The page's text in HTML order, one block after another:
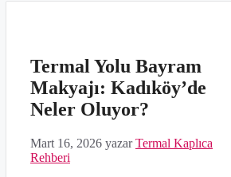
Termal Yolu Bayram
Makyajı: Kadıköy’de
Neler Oluyor?
Mart 16, 2026 yazarTermal Kaplıca
Rehberi